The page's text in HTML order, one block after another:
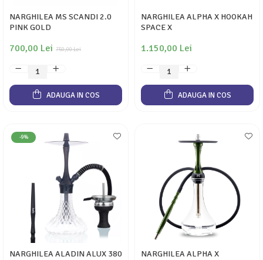
NARGHILEA MS SCANDI 2.0
PINK GOLD
750,00 Lei
700,00 Lei
ADAUGA IN COS
NARGHILEA ALPHA X HOOKAH
SPACE X
1.150,00 Lei
ADAUGA IN COS
-9%
NARGHILEA ALADIN ALUX 380 NARGHILEA ALPHA X